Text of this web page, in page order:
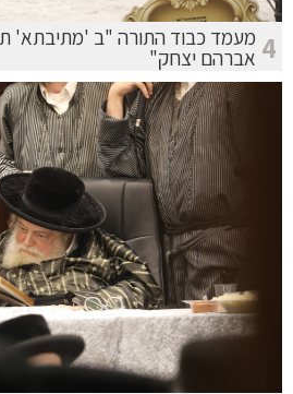
4 מעמד כבוד התורה "ב 'מתיבתא'
אברהם יצחק"